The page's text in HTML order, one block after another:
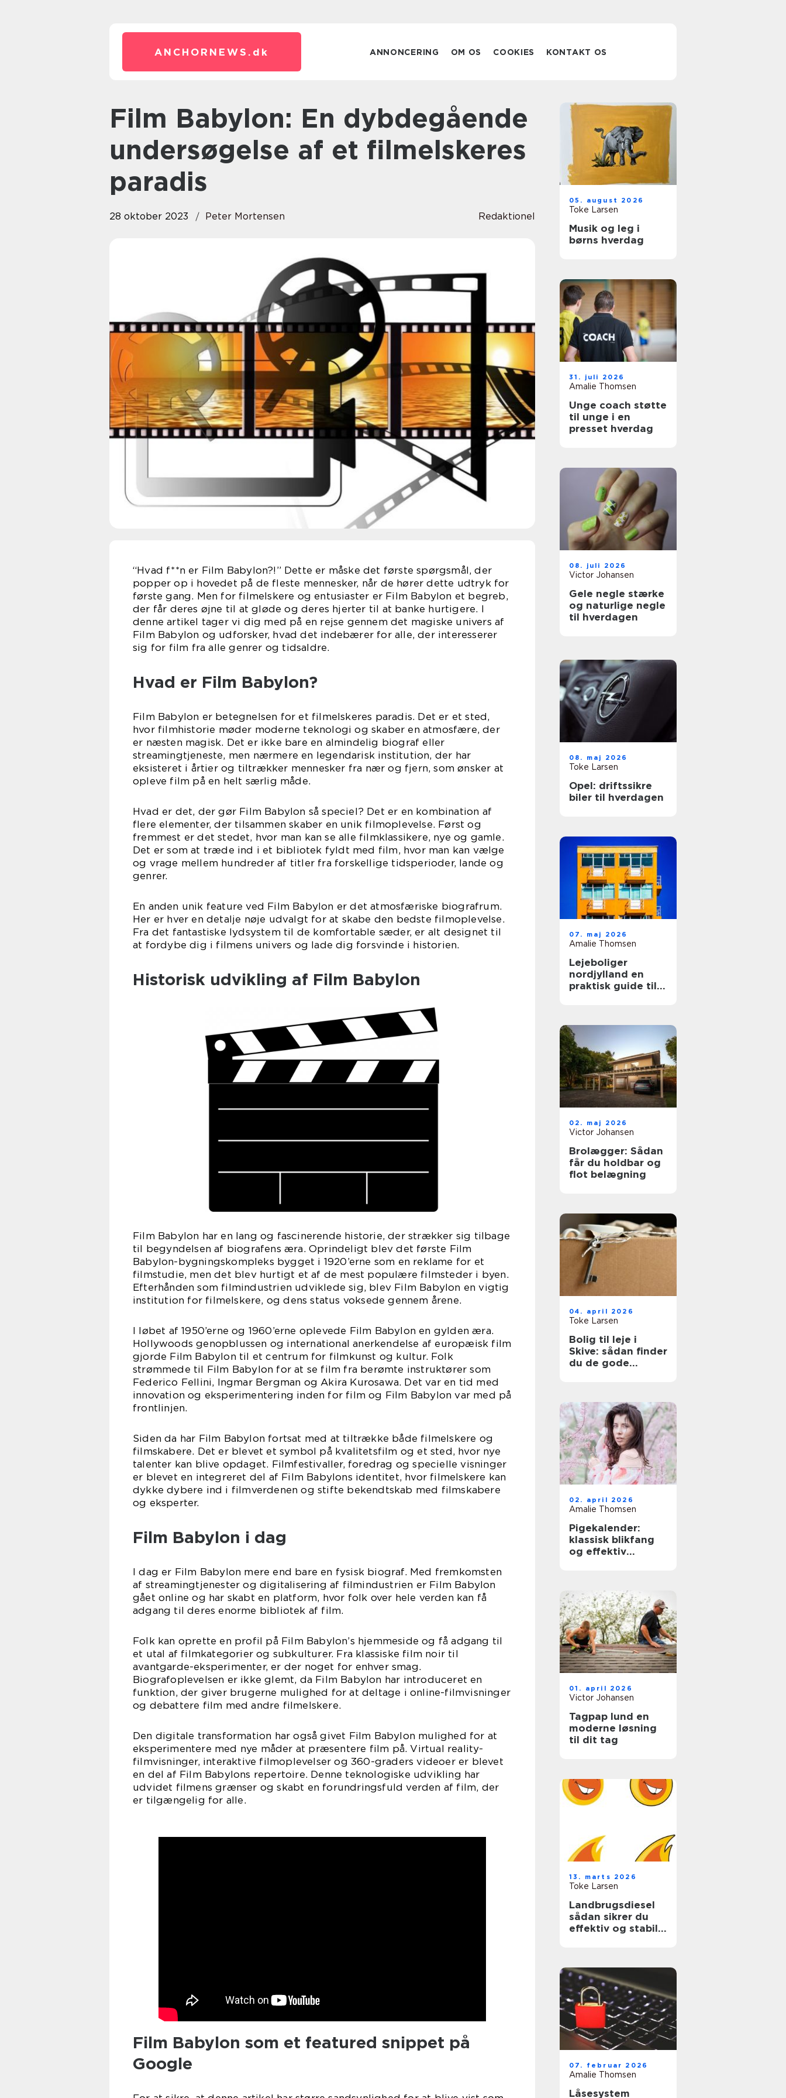
ANCHORNEWS. dk ANNONCERING OM OS COOKIES KONTAKT OS
Film Babylon: En dybdegående
undersøgelse af et filmelskeres
paradis
28 oktober 2023 Peter Mortensen Redaktionel
“Hvad f**n er Film Babylon?!” Dette er måske det første spørgsmål, der
popper op i hovedet på de fleste mennesker, når de hører dette udtryk for
første gang. Men for filmelskere og entusiaster er Film Babylon et begreb,
der får deres øjne til at gløde og deres hjerter til at banke hurtigere. I
denne artikel tager vi dig med på en rejse gennem det magiske univers af
Film Babylon og udforsker, hvad det indebærer for alle, der interesserer
sig for film fra alle genrer og tidsaldre.
Hvad er Film Babylon?
Film Babylon er betegnelsen for et filmelskeres paradis. Det er et sted,
hvor filmhistorie møder moderne teknologi og skaber en atmosfære, der
er næsten magisk. Det er ikke bare en almindelig biograf eller
streamingtjeneste, men nærmere en legendarisk institution, der har
eksisteret i årtier og tiltrækker mennesker fra nær og fjern, som ønsker at
opleve film på en helt særlig måde.
Hvad er det, der gør Film Babylon så speciel? Det er en kombination af
flere elementer, der tilsammen skaber en unik filmoplevelse. Først og
fremmest er det stedet, hvor man kan se alle filmklassikere, nye og gamle.
Det er som at træde ind i et bibliotek fyldt med film, hvor man kan vælge
og vrage mellem hundreder af titler fra forskellige tidsperioder, lande og
genrer.
En anden unik feature ved Film Babylon er det atmosfæriske biografrum.
Her er hver en detalje nøje udvalgt for at skabe den bedste filmoplevelse.
Fra det fantastiske lydsystem til de komfortable sæder, er alt designet til
at fordybe dig i filmens univers og lade dig forsvinde i historien.
Historisk udvikling af Film Babylon
Film Babylon har en lang og fascinerende historie, der strækker sig tilbage
til begyndelsen af biografens æra. Oprindeligt blev det første Film
Babylon-bygningskompleks bygget i 1920’erne som en reklame for et
filmstudie, men det blev hurtigt et af de mest populære filmsteder i byen.
Efterhånden som filmindustrien udviklede sig, blev Film Babylon en vigtig
institution for filmelskere, og dens status voksede gennem årene.
I løbet af 1950’erne og 1960’erne oplevede Film Babylon en gylden æra.
Hollywoods genopblussen og international anerkendelse af europæisk film
gjorde Film Babylon til et centrum for filmkunst og kultur. Folk
strømmede til Film Babylon for at se film fra berømte instruktører som
Federico Fellini, Ingmar Bergman og Akira Kurosawa. Det var en tid med
innovation og eksperimentering inden for film og Film Babylon var med på
frontlinjen.
Siden da har Film Babylon fortsat med at tiltrække både filmelskere og
filmskabere. Det er blevet et symbol på kvalitetsfilm og et sted, hvor nye
talenter kan blive opdaget. Filmfestivaller, foredrag og specielle visninger
er blevet en integreret del af Film Babylons identitet, hvor filmelskere kan
dykke dybere ind i filmverdenen og stifte bekendtskab med filmskabere
og eksperter.
Film Babylon i dag
I dag er Film Babylon mere end bare en fysisk biograf. Med fremkomsten
af streamingtjenester og digitalisering af filmindustrien er Film Babylon
gået online og har skabt en platform, hvor folk over hele verden kan få
adgang til deres enorme bibliotek af film.
Folk kan oprette en profil på Film Babylon’s hjemmeside og få adgang til
et utal af filmkategorier og subkulturer. Fra klassiske film noir til
avantgarde-eksperimenter, er der noget for enhver smag.
Biografoplevelsen er ikke glemt, da Film Babylon har introduceret en
funktion, der giver brugerne mulighed for at deltage i online-filmvisninger
og debattere film med andre filmelskere.
Den digitale transformation har også givet Film Babylon mulighed for at
eksperimentere med nye måder at præsentere film på. Virtual reality-
filmvisninger, interaktive filmoplevelser og 360-graders videoer er blevet
en del af Film Babylons repertoire. Denne teknologiske udvikling har
udvidet filmens grænser og skabt en forundringsfuld verden af film, der
er tilgængelig for alle.
Film Babylon som et featured snippet på
Google
05. august 2026
Toke Larsen
Musik og leg i
børns hverdag
31. juli 2026
Amalie Thomsen
Unge coach støtte
til unge i en
presset hverdag
08. juli 2026
Victor Johansen
Gele negle stærke
og naturlige negle
til hverdagen
08. maj 2026
Toke Larsen
Opel: driftssikre
biler til hverdagen
07. maj 2026
Amalie Thomsen
Lejeboliger
nordjylland en
praktisk guide til
02. maj 2026
Victor Johansen
Brolægger: Sådan
får du holdbar og
flot belægning
04. april 2026
Toke Larsen
Bolig til leje i
Skive: sådan finder
du de gode
02. april 2026
Amalie Thomsen
Pigekalender:
klassisk blikfang
og effektiv
01. april 2026
Victor Johansen
Tagpap lund en
moderne løsning
til dit tag
13. marts 2026
Toke Larsen
Landbrugsdiesel
sådan sikrer du
effektiv og stabil
07. februar 2026
Amalie Thomsen
Låsesystem